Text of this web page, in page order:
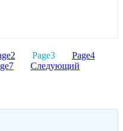
2 Page3 Page4
7 Следующий